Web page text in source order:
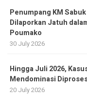
Penumpang KM
Dilaporkan Jatuh
Poumako
30 July 2026
Hingga Juli 2026,
Mendominasi
20 July 2026